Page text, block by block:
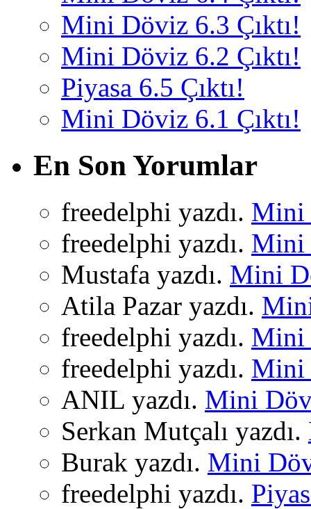
Mini Döviz 6.3 Çıktı!
Mini Döviz 6.2 Çıktı!
Piyasa 6.5 Çıktı!
Mini Döviz 6.1 Çıktı!
En Son Yorumlar
freedelphi yazdı. Mini
freedelphi yazdı. Mini
Mustafa yazdı. Mini
Atila Pazar yazdı.
freedelphi yazdı. Mini
freedelphi yazdı. Mini
ANIL yazdı. Mini
Serkan Mutçalı yazdı.
Burak yazdı. Mini
freedelphi yazdı.